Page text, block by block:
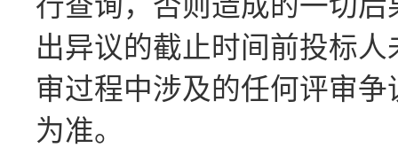
出异议的截止时间前投标
审过程中涉及的任何评审
为准。